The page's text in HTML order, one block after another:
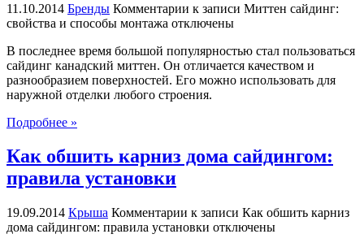
11.10.2014 Бренды Комментарии к записи Миттен сайдинг:
свойства и способы монтажа отключены
В последнее время большой популярностью стал пользоваться
сайдинг канадский миттен. Он отличается качеством и
разнообразием поверхностей. Его можно использовать для
наружной отделки любого строения.
Подробнее »
Как обшить карниз дома сайдингом:
правила установки
19.09.2014 Крыша Комментарии к записи Как обшить карниз
дома сайдингом: правила установки отключены